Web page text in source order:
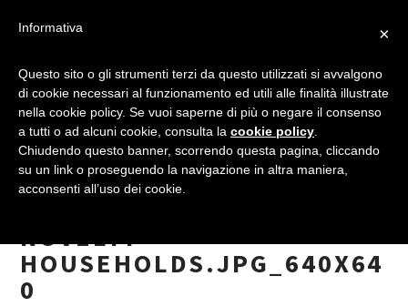
SILVER-METAL-
RECTANGULAR-STORAGE-
BOX-DIY-BLANK-TIN-
ORGANIZER-BOX-
ORGANIZADOR-CAIXA-
NOVELTY-
HOUSEHOLDS.JPG_640X64
0
×
Informativa
Questo sito o gli strumenti terzi da questo utilizzati si avvalgono
di cookie necessari al funzionamento ed utili alle finalità illustrate
nella cookie policy. Se vuoi saperne di più o negare il consenso
a tutti o ad alcuni cookie, consulta la cookie policy
Chiudendo questo banner, scorrendo questa pagina, cliccando
su un link o proseguendo la navigazione in altra maniera,
acconsenti all’uso dei cookie.